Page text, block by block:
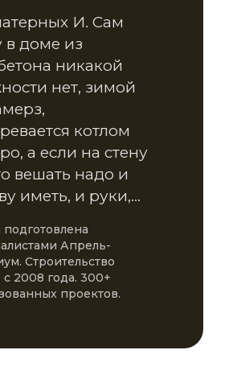
И. Сам
в доме из
никакой
нет, зимой
котлом
а если на стену
вешать надо и
иметь, и руки,…
подготовлена
Апрель-
Строительство
2008 года. 300+
проектов.